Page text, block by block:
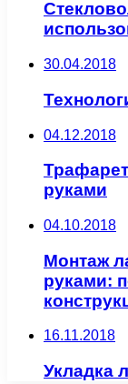
30.04.2018
04.12.2018
руками
04.10.2018
Монтаж
руками:
16.11.2018
Укладка